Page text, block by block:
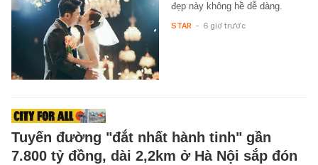
đẹp này không hề dễ dàng.
STAR - 6 giờ trước
Tuyến đường "đắt nhất hành tinh" gần
7.800 tỷ đồng, dài 2,2km ở Hà Nội sắp đón